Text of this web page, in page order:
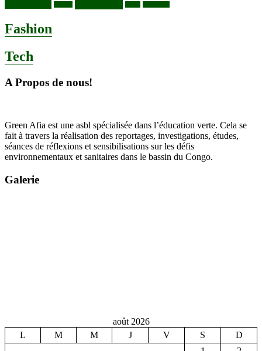
Fashion
Tech
A Propos de nous!
Green Afia est une asbl spécialisée dans l’éducation verte. Cela se
fait à travers la réalisation des reportages, investigations, études,
séances de réflexions et sensibilisations sur les défis
environnementaux et sanitaires dans le bassin du Congo.
Galerie
août 2026
L
M M J V S
D